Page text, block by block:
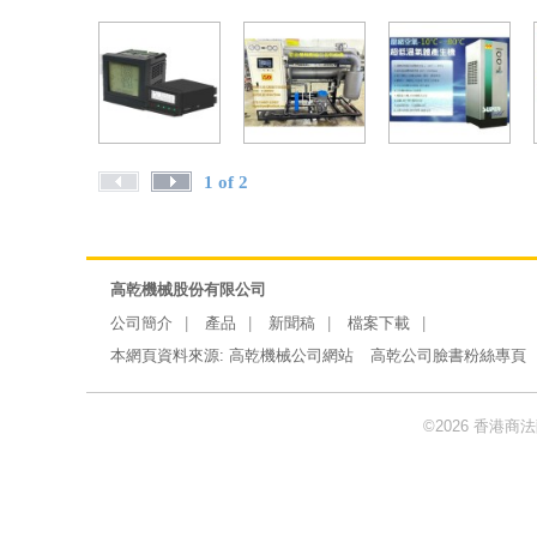
1 of 2
高乾機械股份有限公司
公司簡介
產品 新聞稿
檔案下載
本網頁資料來源: 高乾機械公司網站 高乾公司臉書粉絲專頁
©2026 香港商